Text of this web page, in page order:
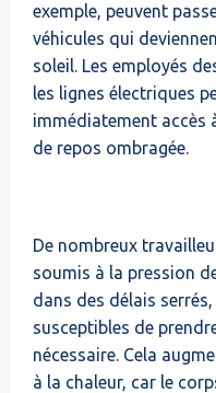
exemple, peuvent
véhicules qui
soleil. Les employés
les lignes électriques
immédiatement accès
de repos ombragée.
De nombreux
soumis à la pression
dans des délais
susceptibles de
nécessaire. Cela
à la chaleur, car le